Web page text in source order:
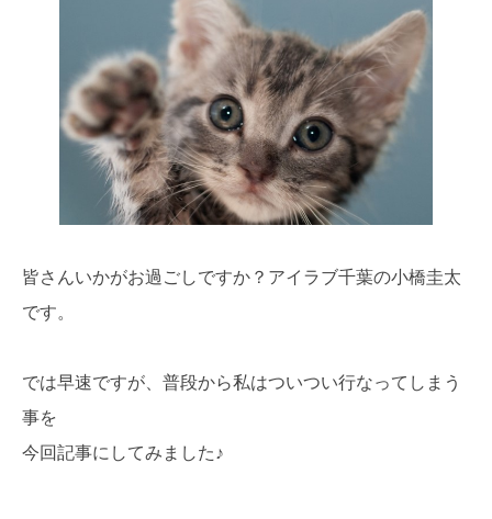
皆さんいかがお過ごしですか？アイラブ千葉の小橋圭太
です。
では早速ですが、普段から私はついつい行なってしまう
事を
今回記事にしてみました♪